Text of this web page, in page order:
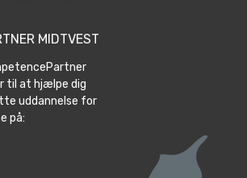
MIDTVEST
til at hjælpe dig
uddannelse for
på: